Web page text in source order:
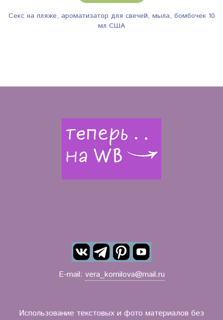
Секс на пляже, ароматизатор для свечей, мыла, бомбочек 10
мл США
E-mail: vera_kornilova@mail.ru
Использование текстовых и фото материалов без